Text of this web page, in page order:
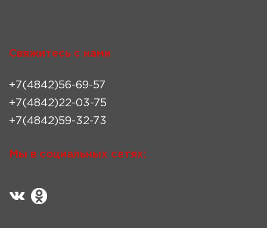
Свяжитесь с нами
+7(4842)56-69-57
+7(4842)22-03-75
+7(4842)59-32-73
Мы в социальных сетях: